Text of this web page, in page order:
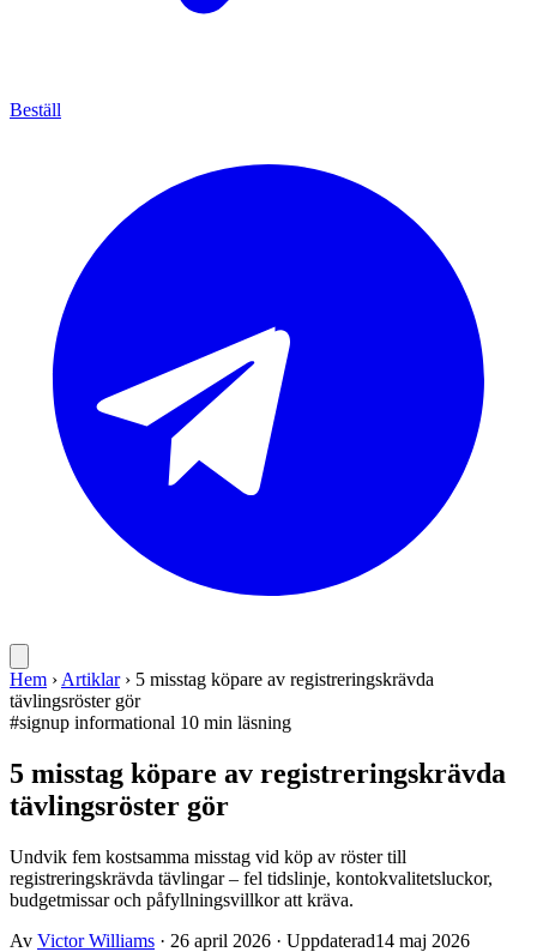
Beställ
Hem › Artiklar › 5 misstag köpare av registreringskrävda
tävlingsröster gör
#signup informational 10 min läsning
5 misstag köpare av registreringskrävda
tävlingsröster gör
Undvik fem kostsamma misstag vid köp av röster till
registreringskrävda tävlingar – fel tidslinje, kontokvalitetsluckor,
budgetmissar och påfyllningsvillkor att kräva.
Av Victor Williams · 26 april 2026 · Uppdaterad14 maj 2026